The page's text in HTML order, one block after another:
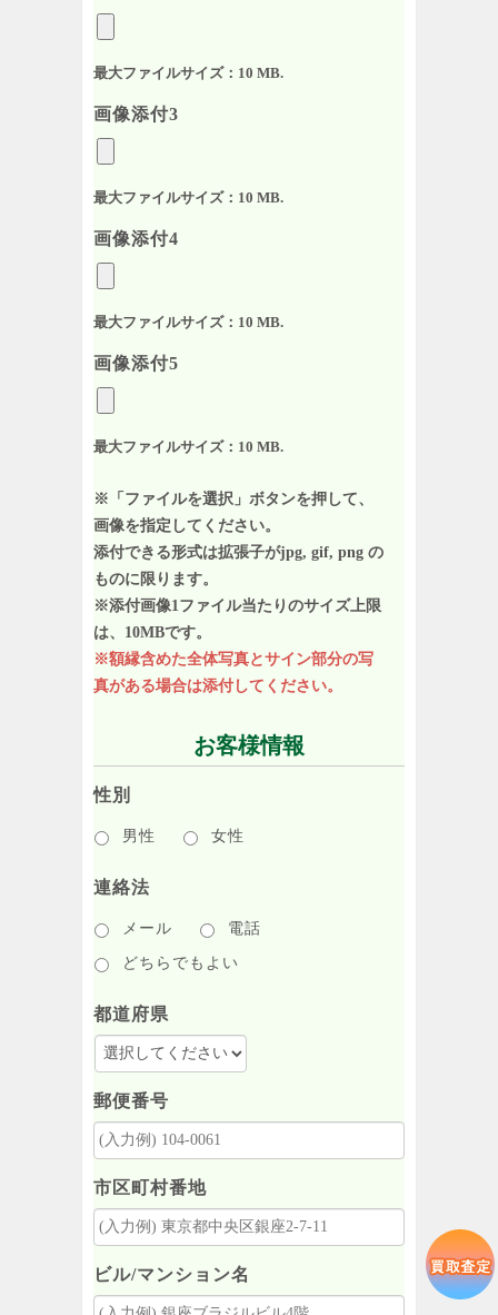
最大ファイルサイズ：10 MB.
画像添付3
最大ファイルサイズ：10 MB.
画像添付4
最大ファイルサイズ：10 MB.
画像添付5
最大ファイルサイズ：10 MB.
※「ファイルを選択」ボタンを押して、
画像を指定してください。
添付できる形式は拡張子がjpg, gif, png の
ものに限ります。
※添付画像1ファイル当たりのサイズ上限
は、10MBです。
※額縁含めた全体写真とサイン部分の写
真がある場合は添付してください。
お客様情報
性別
男性 女性
連絡法
メール 電話
どちらでもよい
都道府県
郵便番号
市区町村番地
ビル/マンション名